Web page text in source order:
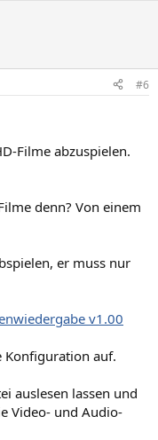
#6
Filme abzuspielen.
denn? Von einem
er muss nur
v1.00
Konfiguration auf.
auslesen lassen und
Video- und Audio-